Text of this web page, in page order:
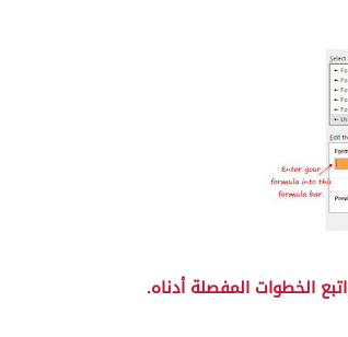
الخطوات المفصلة أدناه.